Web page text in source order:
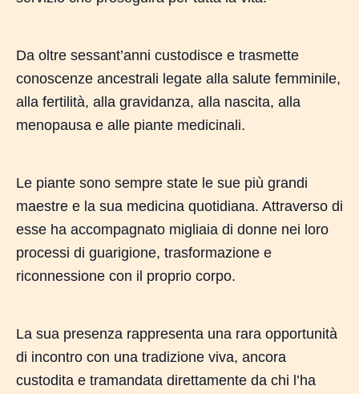
Da oltre sessant’anni custodisce e trasmette
conoscenze ancestrali legate alla salute femminile,
alla fertilità, alla gravidanza, alla nascita, alla
menopausa e alle piante medicinali.
Le piante sono sempre state le sue più grandi
maestre e la sua medicina quotidiana. Attraverso di
esse ha accompagnato migliaia di donne nei loro
processi di guarigione, trasformazione e
riconnessione con il proprio corpo.
La sua presenza rappresenta una rara opportunità
di incontro con una tradizione viva, ancora
custodita e tramandata direttamente da chi l’ha